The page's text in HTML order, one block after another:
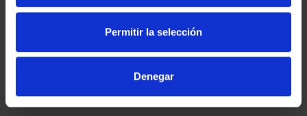
Permitir la selección
Denegar
73,00 € 73,00 €